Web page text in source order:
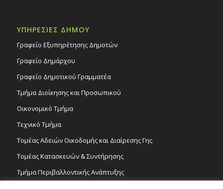
ΥΠΗΡΕΣΙΕΣ ΔΗΜΟΥ
Γραφείο Εξυπηρέτησης Δημοτών
Γραφείο Δημάρχου
Γραφείο Δημοτικού Γραμματέα
Τμήμα Διοίκησης και Προσωπικού
Οικονομικό Τμήμα
Τεχνικό Τμήμα
Τομέας Αδειών Οικοδομής και Διαίρεσης Γης
Τομέας Κατασκευών & Συντήρησης
Τμήμα Περιβαλλοντικής Ανάπτυξης